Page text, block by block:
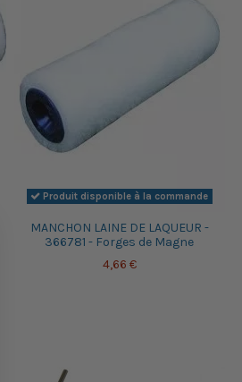
Produit disponible à la commande
MANCHON LAINE DE LAQUEUR -
366781 - Forges de Magne
4,66 €